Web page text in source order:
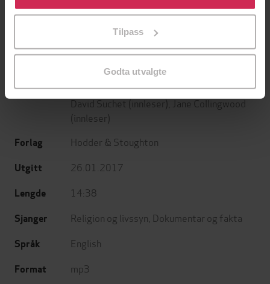
tilpasse ditt samtykke til spesifikke formål ved å klikke
Tilpass
Godta utvalgte
Forfattere New International Version(forfatter),
David Suchet(innleser),Jane Collingwood
(innleser)
Forlag Hodder & Stoughton
Utgitt 26.01.2017
Lengde 14:38
Sjanger Religion og livssyn Dokumentar og fakta
Språk English
Format mp3